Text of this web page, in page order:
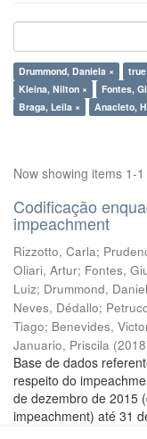
Drummond, Daniela ×
Kleina, Nilton ×
Fontes,
Braga, Leila ×
Anacleto,
Now showing items 1-1
Codificação
impeachment
Rizzotto, Carla;
Oliari, Artur; Fontes,
Luiz; Drummond,
Neves, Dédallo;
Tiago; Benevides,
Januario, Priscila (2018
Base de dados
respeito do
de dezembro de 2015
impeachment) até 31